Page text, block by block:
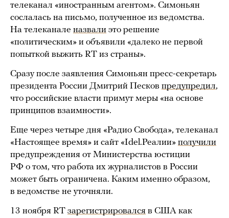
телеканал «иностранным агентом». Симоньян
сослалась на письмо, полученное из ведомства.
На телеканале назвали это решение
«политическим» и объявили «далеко не первой
попыткой выжить RT из страны».
Сразу после заявления Симоньян пресс-секретарь
президента России Дмитрий Песков предупредил,
что российские власти примут меры «на основе
принципов взаимности».
Еще через четыре дня «Радио Свобода», телеканал
«Настоящее время» и сайт «Idel.Реалии» получили
предупреждения от Министерства юстиции
РФ о том, что работа их журналистов в России
может быть ограничена. Каким именно образом,
в ведомстве не уточняли.
13 ноября RT зарегистрировался в США как